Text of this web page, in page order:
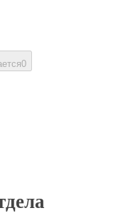
0